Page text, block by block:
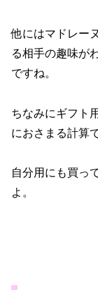
他にはマドレー
る相手の趣味が
ですね。
ちなみにギフト
におさまる計算
自分用にも買っ
よ。